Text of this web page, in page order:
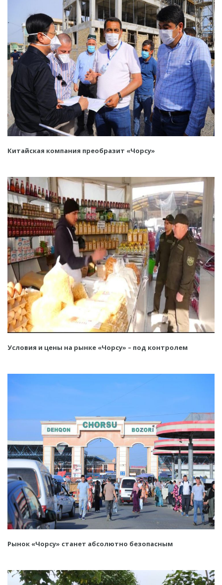
Китайская компания преобразит «Чорсу»
Условия и цены на рынке «Чорсу» – под контролем
Рынок «Чорсу» станет абсолютно безопасным